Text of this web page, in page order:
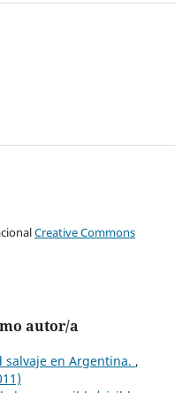
Creative Commons
autor/a
salvaje en Argentina. ,